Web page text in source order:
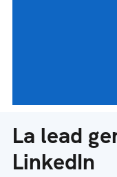
La lead
LinkedIn